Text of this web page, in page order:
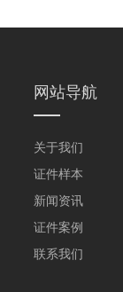
网站导航
关于我们
证件样本
新闻资讯
证件案例
联系我们